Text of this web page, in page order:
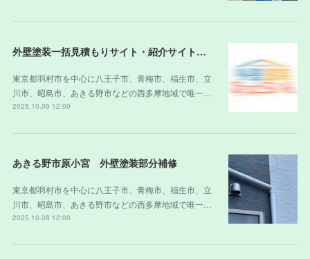
外壁塗装一括見積もりサイト・紹介サイトの裏側
東京都羽村市を中心に八王子市、青梅市、福生市、立
川市、昭島市、あきる野市などの西多摩地域で唯一…
2025.10.09 12:00
あきる野市原小宮 外壁塗装部分補修
東京都羽村市を中心に八王子市、青梅市、福生市、立
川市、昭島市、あきる野市などの西多摩地域で唯一…
2025.10.08 12:00